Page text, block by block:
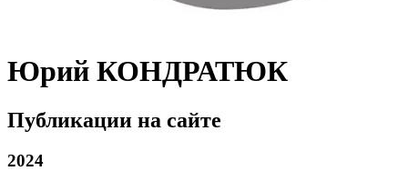
Юрий КОНДРАТЮК
Публикации на сайте
2024